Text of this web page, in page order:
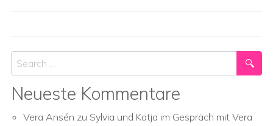
Search
Neueste Kommentare
Vera Ansén zu Sylvia und Katja im Gespräch mit Vera